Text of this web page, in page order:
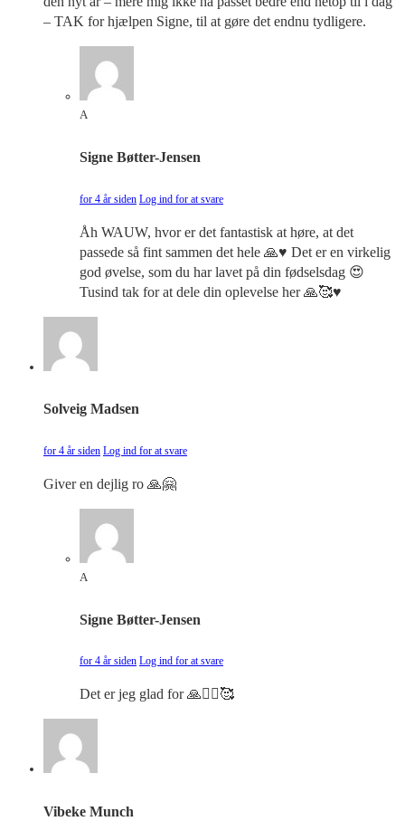
– TAK for hjælpen Signe, til at gøre det endnu tydligere.
A
Signe Bøtter-Jensen
for 4 år siden Log ind for at svare
Åh WAUW, hvor er det fantastisk at høre, at det
passede så fint sammen det hele 🙏♥️ Det er en virkelig
god øvelse, som du har lavet på din fødselsdag 😍
Tusind tak for at dele din oplevelse her 🙏🥰♥️
Solveig Madsen
for 4 år siden Log ind for at svare
Giver en dejlig ro 🙏🤗
A
Signe Bøtter-Jensen
for 4 år siden Log ind for at svare
Det er jeg glad for 🙏🧘‍♀️🥰
Vibeke Munch